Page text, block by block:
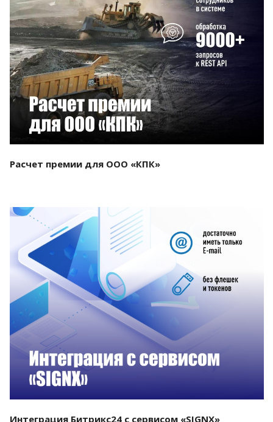
Смотреть проект
Расчет премии для ООО «КПК»
Смотреть проект
Интеграция Битрикс24 с сервисом «SIGNX»